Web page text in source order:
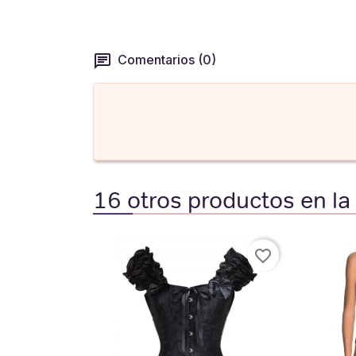
Comentarios (0)
16 otros productos en
favorite_border